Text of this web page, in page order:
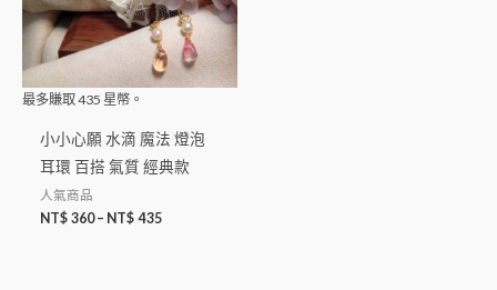
最多賺取435 星幣。
小小心願 水滴 魔法 燈泡
耳環 百搭 氣質 經典款
人氣商品
NT$ 360– NT$ 435